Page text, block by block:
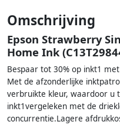
Omschrijving
Epson Strawberry
Home Ink
Bespaar tot 30% op inkt1
Met de afzonderlijke
verbruikte kleur, waardoor u
inkt1vergeleken met de
concurrentie.Lagere